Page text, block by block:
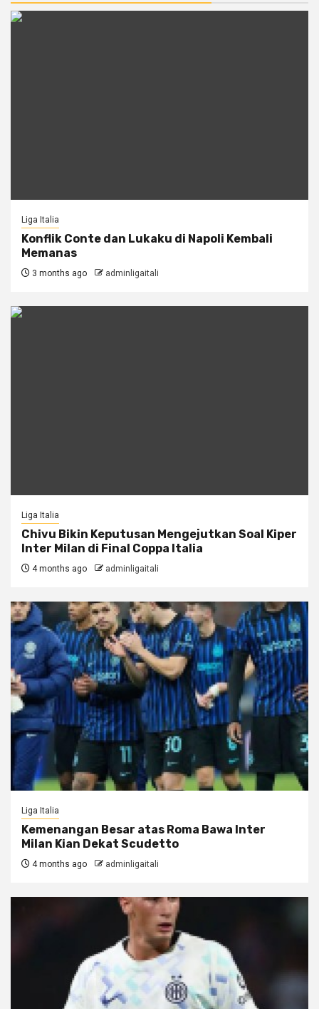
Liga Italia
Konflik Conte dan Lukaku di Napoli Kembali
Memanas
3 months ago adminligaitali
Liga Italia
Chivu Bikin Keputusan Mengejutkan Soal Kiper
Inter Milan di Final Coppa Italia
4 months ago adminligaitali
Liga Italia
Kemenangan Besar atas Roma Bawa Inter
Milan Kian Dekat Scudetto
4 months ago adminligaitali